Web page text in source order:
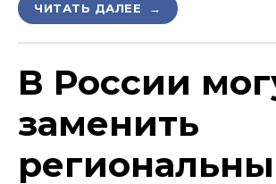
ЧИТАТЬ ДАЛЕЕ →
В России
заменить